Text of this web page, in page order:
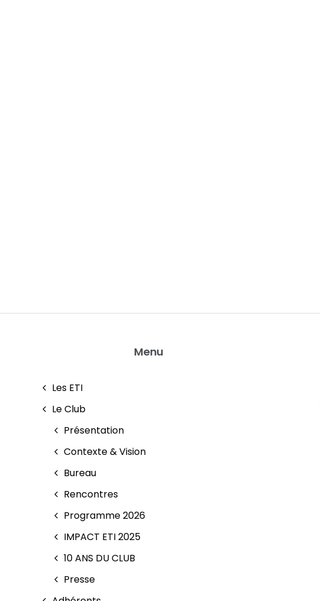
Menu
Les ETI
Le Club
Présentation
Contexte & Vision
Bureau
Rencontres
Programme 2026
IMPACT ETI 2025
10 ANS DU CLUB
Presse